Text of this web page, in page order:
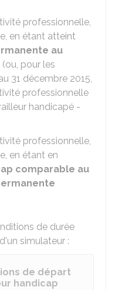
professionnelle,
en étant atteint
au
(ou, pour les
31 décembre 2015,
professionnelle
handicapé -
professionnelle,
en étant en
comparable au
de durée
simulateur :
de départ
handicap